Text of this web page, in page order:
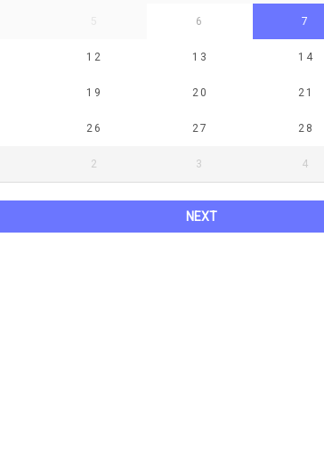
6 7
12 13 14
19 20 21
26 27 28
2 3 4
NEXT